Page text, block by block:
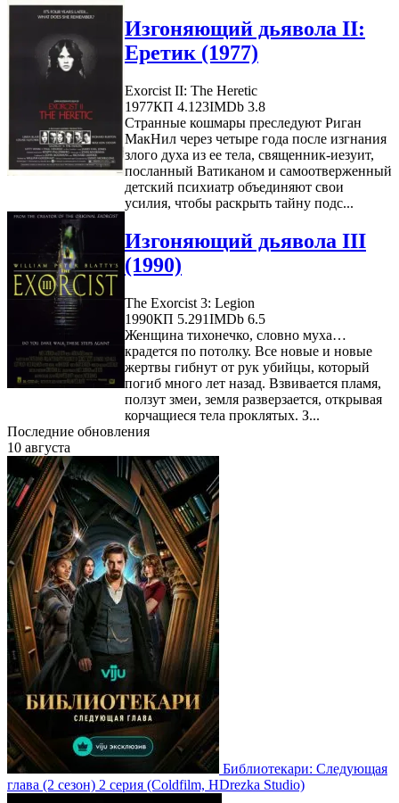
Изгоняющий дьявола II:
Еретик (1977)
Exorcist II: The Heretic
1977КП 4.123IMDb 3.8
Странные кошмары преследуют Риган
МакНил через четыре года после изгнания
злого духа из ее тела, священник-иезуит,
посланный Ватиканом и самоотверженный
детский психиатр объединяют свои
усилия, чтобы раскрыть тайну подс...
Изгоняющий дьявола III
(1990)
The Exorcist 3: Legion
1990КП 5.291IMDb 6.5
Женщина тихонечко, словно муха…
крадется по потолку. Все новые и новые
жертвы гибнут от рук убийцы, который
погиб много лет назад. Взвивается пламя,
ползут змеи, земля разверзается, открывая
корчащиеся тела прoклятых. З...
Последние обновления
10 августа
Библиотекари: Следующая
глава (2 сезон) 2 серия (Coldfilm, HDrezka Studio)